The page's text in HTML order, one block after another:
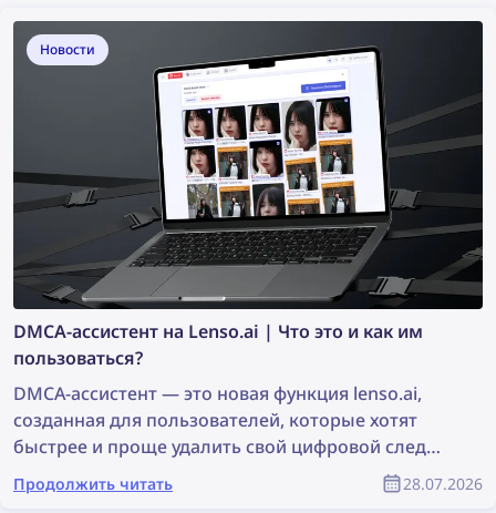
Новости
DMCA-ассистент на Lenso.ai | Что это и как им
пользоваться?
DMCA-ассистент — это новая функция lenso.ai,
созданная для пользователей, которые хотят
быстрее и проще удалить свой цифровой след
или фотографии, защищённые авторским
правом. Инструмент создаёт готовые к
Продолжить читать 28.07.2026